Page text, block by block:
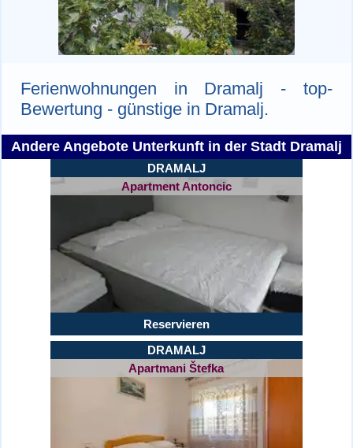
Ferienwohnungen in Dramalj - top-
Bewertung - günstige in Dramalj.
Andere Angebote Unterkunft in der Stadt Dramalj
DRAMALJ
Apartment Antoncic
Reservieren
DRAMALJ
Apartmani Štefka